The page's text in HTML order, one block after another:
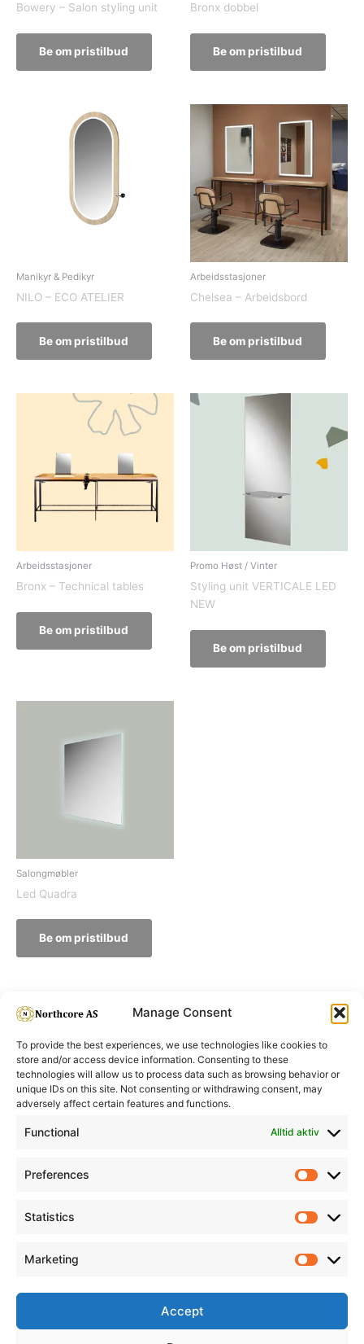
Manage Consent
To provide the best experiences, we use technologies like cookies to
store and/or access device information. Consenting to these
technologies will allow us to process data such as browsing behavior or
unique IDs on this site. Not consenting or withdrawing consent, may
adversely affect certain features and functions.
Functional Alltid aktiv
Preferences
Statistics
Marketing
Accept
Bowery – Salon styling unit
Be om pristilbud
Bronx dobbel
Be om pristilbud
Manikyr & Pedikyr
NILO – ECO ATELIER
Be om pristilbud
Arbeidsstasjoner
Chelsea – Arbeidsbord
Be om pristilbud
Arbeidsstasjoner
Bronx – Technical tables
Be om pristilbud
Promo Høst / Vinter
Styling unit VERTICALE LED
NEW
Be om pristilbud
Salongmøbler
Led Quadra
Be om pristilbud
Informasjon